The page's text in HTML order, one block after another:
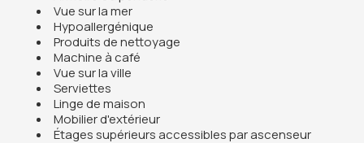
Vue sur la mer
Hypoallergénique
Produits de nettoyage
Machine à café
Vue sur la ville
Serviettes
Linge de maison
Mobilier d'extérieur
Étages supérieurs accessibles par ascenseur